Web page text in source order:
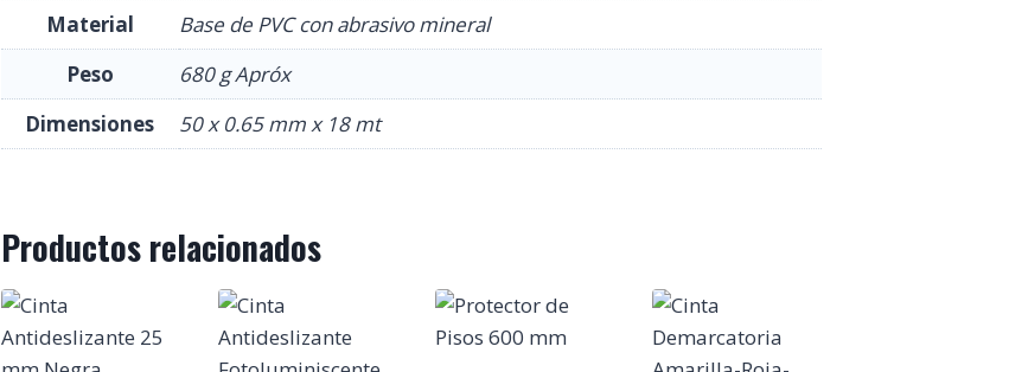
Material
Base de PVC con abrasivo mineral
Peso
680 g Apróx
Dimensiones
50 x 0.65 mm x 18 mt
Productos relacionados